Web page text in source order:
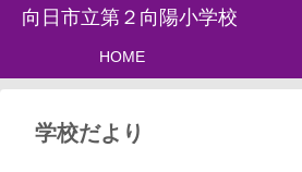
向日市立第２向陽小学校
HOME
学校だより